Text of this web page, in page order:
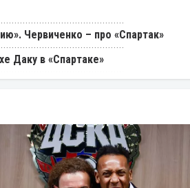
Червиченко – про «Спартак»
Даку в «Спартаке»